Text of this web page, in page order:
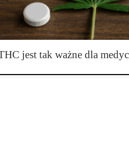
jest tak ważne dla